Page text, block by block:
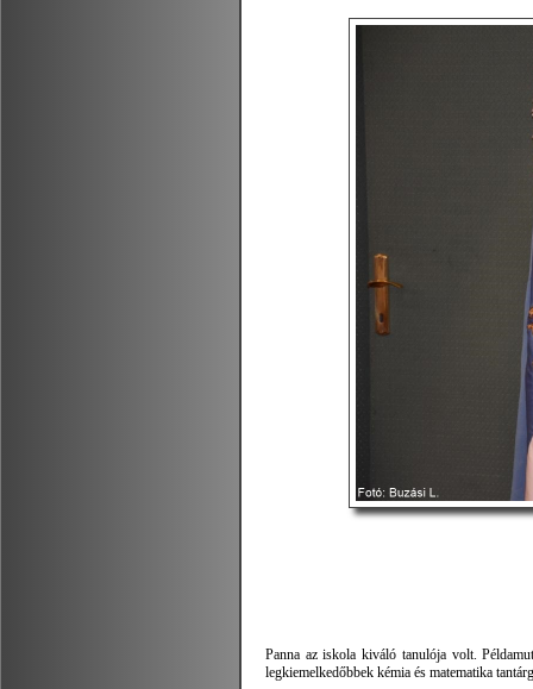
Panna az iskola kiváló tanulója volt.
legkiemelkedőbbek kémia és matematika